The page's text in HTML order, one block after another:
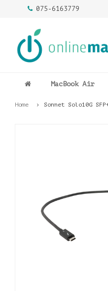
075-6163779
MacBook Air
Home Sonnet Solo10G